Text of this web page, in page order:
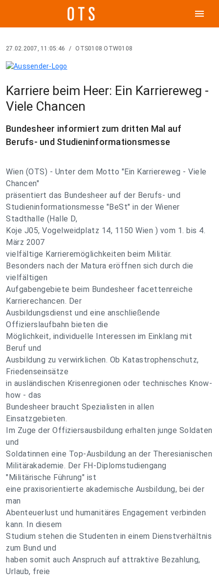
menu
27.02.2007, 11:05:46 / OTS0108 OTW0108
Karriere beim Heer: Ein Karriereweg -
Viele Chancen
Bundesheer informiert zum dritten Mal auf
Berufs- und Studieninformationsmesse
Wien (OTS) - Unter dem Motto "Ein Karriereweg - Viele
Chancen"
präsentiert das Bundesheer auf der Berufs- und
Studieninformationsmesse "BeSt" in der Wiener
Stadthalle (Halle D,
Koje J05, Vogelweidplatz 14, 1150 Wien ) vom 1. bis 4.
März 2007
vielfältige Karrieremöglichkeiten beim Militär.
Besonders nach der Matura eröffnen sich durch die
vielfältigen
Aufgabengebiete beim Bundesheer facettenreiche
Karrierechancen. Der
Ausbildungsdienst und eine anschließende
Offizierslaufbahn bieten die
Möglichkeit, individuelle Interessen im Einklang mit
Beruf und
Ausbildung zu verwirklichen. Ob Katastrophenschutz,
Friedenseinsätze
in ausländischen Krisenregionen oder technisches Know-
how - das
Bundesheer braucht Spezialisten in allen
Einsatzgebieten.
Im Zuge der Offiziersausbildung erhalten junge Soldaten
und
Soldatinnen eine Top-Ausbildung an der Theresianischen
Militärakademie. Der FH-Diplomstudiengang
"Militärische Führung" ist
eine praxisorientierte akademische Ausbildung, bei der
man
Abenteuerlust und humanitäres Engagement verbinden
kann. In diesem
Studium stehen die Studenten in einem Dienstverhältnis
zum Bund und
haben somit auch Anspruch auf attraktive Bezahlung,
Urlaub, freie